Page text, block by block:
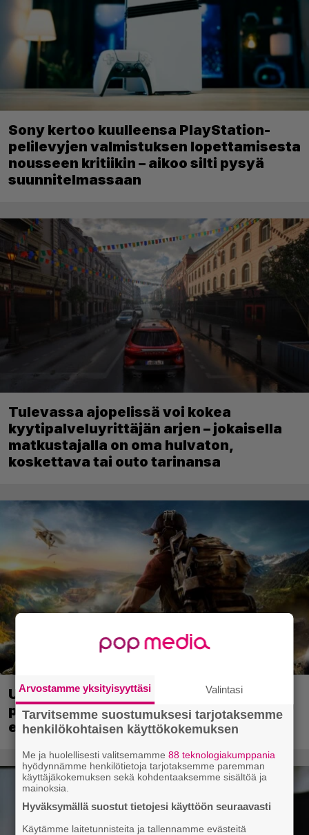
Sony kertoo kuulleensa PlayStation-
pelilevyjen valmistuksen lopettamisesta
nousseen kritiikin – aikoo silti pysyä
suunnitelmassaan
Tulevassa ajopelissä voi kokea
kyytipalveluyrittäjän arjen – jokaisella
matkustajalla on oma hulvaton,
koskettava tai outo tarinansa
Ubisoft vahvisti uuden Ghost Recon -
pelin – kutsuu pelaajat mukaan
ennakkotestiin
Arvostamme yksityisyyttäsi Valintasi
Tarvitsemme suostumuksesi tarjotaksemme
henkilökohtaisen käyttökokemuksen
Me ja huolellisesti valitsemamme88 teknologiakumppania
hyödynnämme henkilötietoja tarjotaksemme paremman
käyttäjäkokemuksen sekä kohdentaaksemme sisältöä ja
mainoksia.
Hyväksymällä suostut tietojesi käyttöön seuraavasti
Käytämme laitetunnisteita ja tallennamme evästeitä